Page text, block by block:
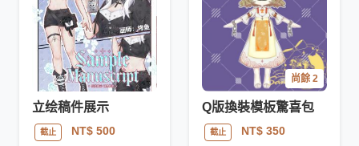
立绘稿件展示
截止 NT$ 500
尚餘 2
Q版換裝模板驚喜包
截止 NT$ 350